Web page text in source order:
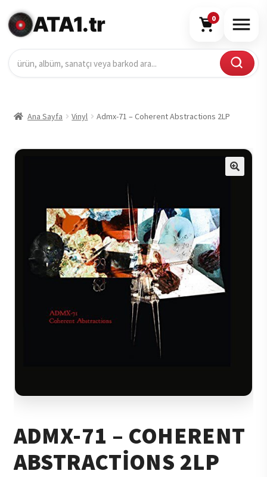
ATA1.tr 0
Ana Sayfa Vinyl Admx-71 – Coherent Abstractions 2LP
ADMX-71 – COHERENT
ABSTRACTIONS 2LP